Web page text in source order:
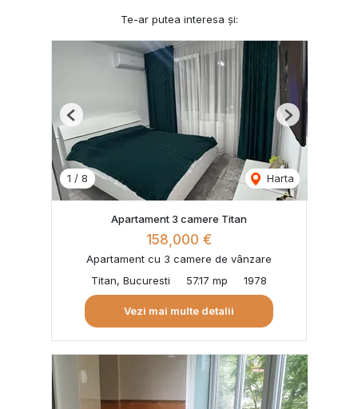
Te-ar putea interesa și:
1 / 8 Harta
Previous Next
Apartament 3 camere Titan
158,000 €
Apartament cu 3 camere de vânzare
Titan, Bucuresti
57.17 mp 1978
Vezi mai multe detalii